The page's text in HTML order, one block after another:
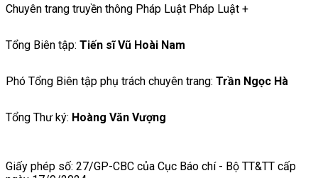
Chuyên trang truyền thông Pháp Luật Pháp Luật +
Tổng Biên tập: Tiến sĩ Vũ Hoài Nam
Phó Tổng Biên tập phụ trách chuyên trang: Trần Ngọc Hà
Tổng Thư ký: Hoàng Văn Vượng
Giấy phép số: 27/GP-CBC của Cục Báo chí - Bộ TT&TT cấp